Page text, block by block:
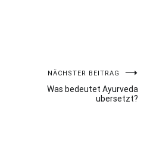
NÄCHSTER BEITRAG
Was bedeutet Ayurveda
ubersetzt?